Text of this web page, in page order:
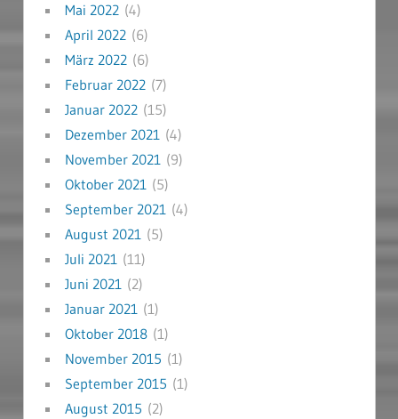
Mai 2022(4)
April 2022(6)
März 2022(6)
Februar 2022(7)
Januar 2022(15)
Dezember 2021(4)
November 2021(9)
Oktober 2021(5)
September 2021(4)
August 2021(5)
Juli 2021(11)
Juni 2021(2)
Januar 2021(1)
Oktober 2018(1)
November 2015 (1)
September 2015 (1)
August 2015 (2)